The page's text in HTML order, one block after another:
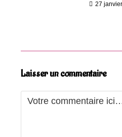
27
Laisser un commentaire
Comment